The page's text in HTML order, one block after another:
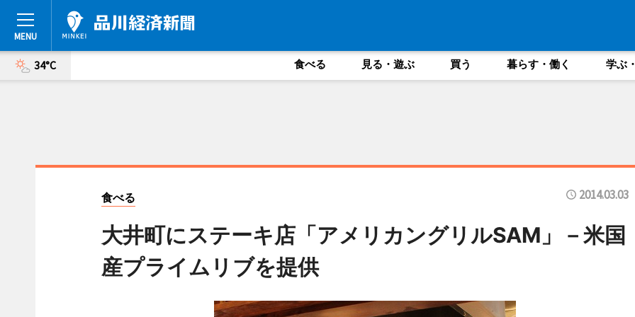
34°C 食べる 見る・遊ぶ 買う 暮らす・働く 学ぶ
食べる 2014.03.03
大井町にステーキ店「アメリカングリルSAM」－米国
産プライムリブを提供